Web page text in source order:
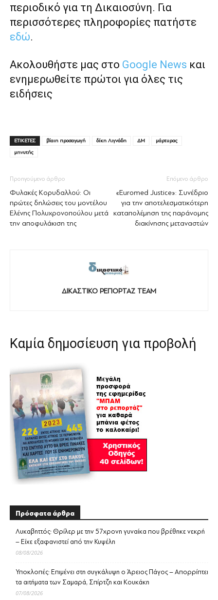
περιοδικό για τη Δικαιοσύνη. Για
περισσότερες πληροφορίες πατήστε
εδώ.
Ακολουθήστε μας στο Google News και
ενημερωθείτε πρώτοι για όλες τις
ειδήσεις
ΕΤΙΚΕΤΕΣ βίαιη προσαγωγή δίκη Λιγνάδη ΔΜ
μάρτυρας
μηνυτής
Προηγούμενο άρθρο
Φυλακές Κορυδαλλού: Οι
πρώτες δηλώσεις του μοντέλου
Ελένης Πολυχρονοπούλου μετά
την αποφυλάκιση της
Επόμενο άρθρο
«Euromed Justice»: Συνέδριο
για την αποτελεσματικότερη
καταπολέμηση της παράνομης
διακίνησης μεταναστών
ΔΙΚΑΣΤΙΚΟ ΡΕΠΟΡΤΑΖ TEAM
Καμία δημοσίευση για προβολή
Πρόσφατα άρθρα
Λυκαβηττός: Θρίλερ με την 57χρονη γυναίκα που βρέθηκε νεκρή
– Είχε εξαφανιστεί από την Κυψέλη
08/08/2026
Υποκλοπές: Επιμένει στη συγκάλυψη ο Άρειος Πάγος – Απορρίπτει
τα αιτήματα των Σαμαρά, Σπίρτζη και Κουκάκη
07/08/2026